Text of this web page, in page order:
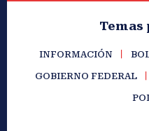
Temas
INFORMACIÓN
GOBIERNO FEDERAL